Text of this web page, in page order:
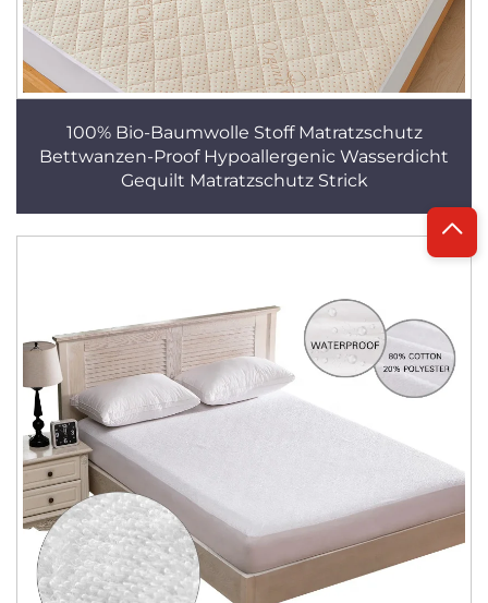
100% Bio-Baumwolle Stoff Matratzschutz
Bettwanzen-Proof Hypoallergenic Wasserdicht
Gequilt Matratzschutz Strick